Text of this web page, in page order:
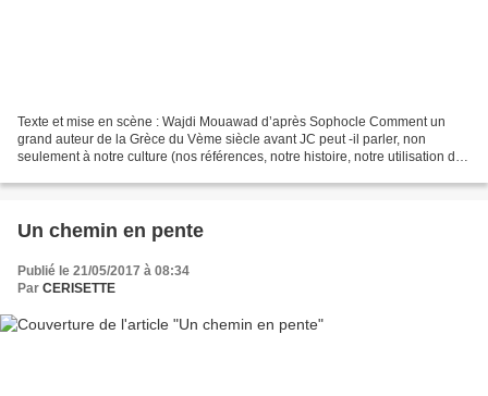
Texte et mise en scène : Wajdi Mouawad d’après Sophocle Comment un
grand auteur de la Grèce du Vème siècle avant JC peut -il parler, non
seulement à notre culture (nos références, notre histoire, notre utilisation des
Un chemin en pente
Publié le 21/05/2017 à 08:34
Par CERISETTE